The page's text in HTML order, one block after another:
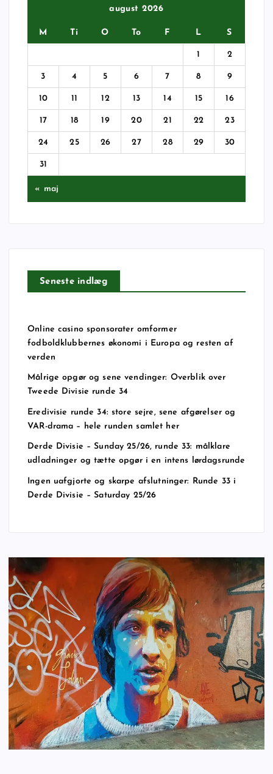
august 2026
M Ti O To F L S
1 2
3 4 5 6 7 8 9
10 11 12 13 14 15 16
17 18 19 20 21 22 23
24 25 26 27 28 29 30
31
« maj
Seneste indlæg
Online casino sponsorater omformer
fodboldklubbernes økonomi i Europa og resten af
verden
Målrige opgør og sene vendinger: Overblik over
Tweede Divisie runde 34
Eredivisie runde 34: store sejre, sene afgørelser og
VAR-drama – hele runden samlet her
Derde Divisie – Sunday 25/26, runde 33: målklare
udladninger og tætte opgør i en intens lørdagsrunde
Ingen uafgjorte og skarpe afslutninger: Runde 33 i
Derde Divisie – Saturday 25/26